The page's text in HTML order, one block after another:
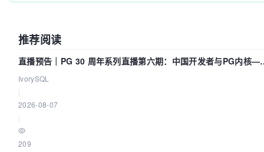
推荐阅读
直播预告｜PG 30 周年系列直播第六期：中国开发者与PG内核
我们改得动吗？我们贡献了什么？
IvorySQL
2026-08-07
209